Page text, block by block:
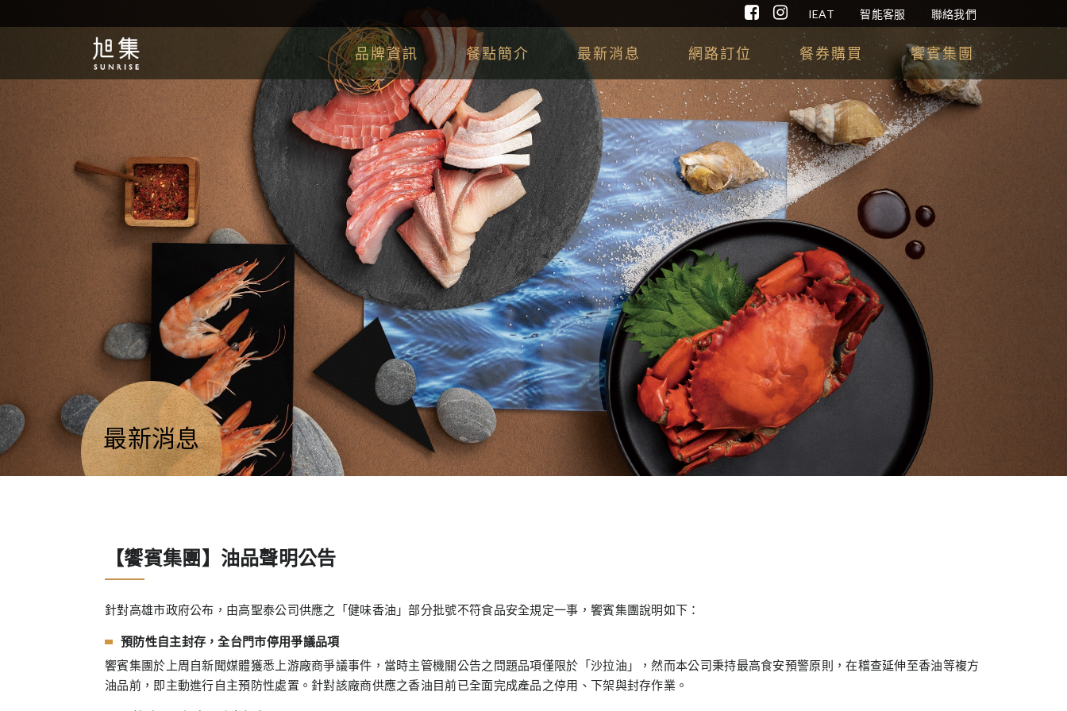
IEAT 智能客服 聯絡我們
品牌資訊 餐點簡介 最新消息 網路訂位 餐券購買 饗賓集團
最新消息
【饗賓集團】油品聲明公告
針對高雄市政府公布，由高聖泰公司供應之「健味香油」部分批號不符食品安全規定一事，饗賓集團說明如下：
預防性自主封存，全台門市停用爭議品項
饗賓集團於上周自新聞媒體獲悉上游廠商爭議事件，當時主管機關公告之問題品項僅限於「沙拉油」，然而本公司秉持最高食安預警原則，在稽查延伸至香油等複方
油品前，即主動進行自主預防性處置。針對該廠商供應之香油目前已全面完成產品之停用、下架與封存作業。